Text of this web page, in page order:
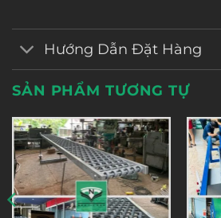
Hướng Dẫn Đặt Hàng
SẢN PHẨM TƯƠNG TỰ